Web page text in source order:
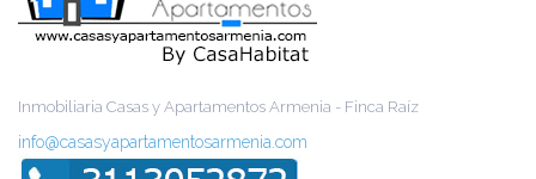
Inmobiliaria Casas y Apartamentos Armenia - Finca Raíz
info@casasyapartamentosarmenia.com